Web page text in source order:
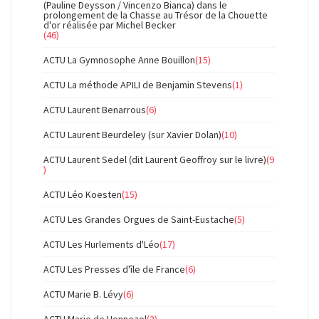
(Pauline Deysson / Vincenzo Bianca) dans le
prolongement de la Chasse au Trésor de la Chouette
d'or réalisée par Michel Becker
(46)
ACTU La Gymnosophe Anne Bouillon(15)
ACTU La méthode APILI de Benjamin Stevens(1)
ACTU Laurent Benarrous(6)
ACTU Laurent Beurdeley (sur Xavier Dolan)(10)
ACTU Laurent Sedel (dit Laurent Geoffroy sur le livre)(9
)
ACTU Léo Koesten(15)
ACTU Les Grandes Orgues de Saint-Eustache(5)
ACTU Les Hurlements d'Léo(17)
ACTU Les Presses d'île de France(6)
ACTU Marie B. Lévy(6)